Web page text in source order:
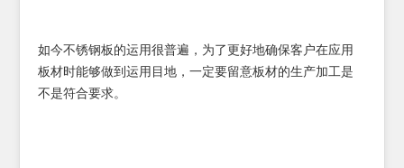
如今不锈钢板的运用很普遍，为了更好地确保客户在应用
板材时能够做到运用目地，一定要留意板材的生产加工是
不是符合要求。